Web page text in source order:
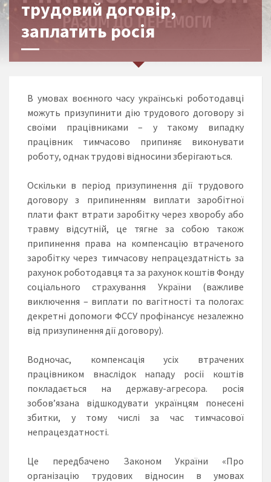
трудовий договір,
заплатить росія
В умовах воєнного часу українські роботодавці
можуть призупинити дію трудового договору зі
своїми працівниками – у такому випадку
працівник тимчасово припиняє виконувати
роботу, однак трудові відносини зберігаються.
Оскільки в період призупинення дії трудового
договору з припиненням виплати заробітної
плати факт втрати заробітку через хворобу або
травму відсутній, це тягне за собою також
припинення права на компенсацію втраченого
заробітку через тимчасову непрацездатність за
рахунок роботодавця та за рахунок коштів Фонду
соціального страхування України (важливе
виключення – виплати по вагітності та пологах:
декретні допомоги ФССУ профінансує незалежно
від призупинення дії договору).
Водночас, компенсація усіх втрачених
працівником внаслідок нападу росії коштів
покладається на державу-агресора. росія
зобов’язана відшкодувати українцям понесені
збитки, у тому числі за час тимчасової
непрацездатності.
Це передбачено Законом України «Про
організацію трудових відносин в умовах